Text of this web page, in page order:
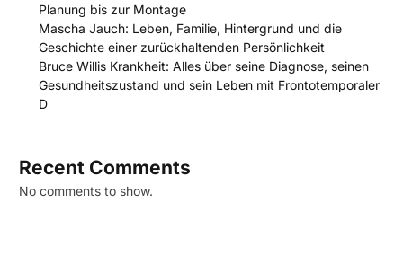
Planung bis zur Montage
Mascha Jauch: Leben, Familie, Hintergrund und die
Geschichte einer zurückhaltenden Persönlichkeit
Bruce Willis Krankheit: Alles über seine Diagnose, seinen
Gesundheitszustand und sein Leben mit Frontotemporaler
D
Recent Comments
No comments to show.